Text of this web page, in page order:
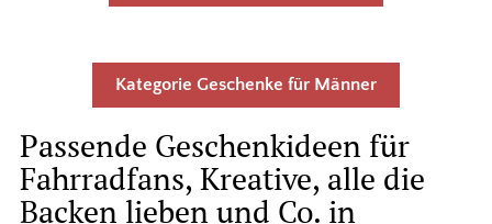
Kategorie Geschenke für Männer
Passende Geschenkideen für
Fahrradfans, Kreative, alle die
Backen lieben und Co. in